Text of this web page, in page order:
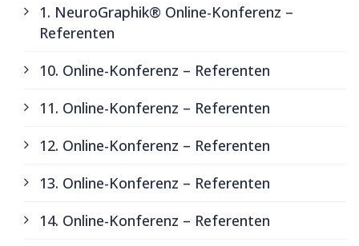
1. NeuroGraphik® Online-Konferenz –
Referenten
10. Online-Konferenz – Referenten
11. Online-Konferenz – Referenten
12. Online-Konferenz – Referenten
13. Online-Konferenz – Referenten
14. Online-Konferenz – Referenten